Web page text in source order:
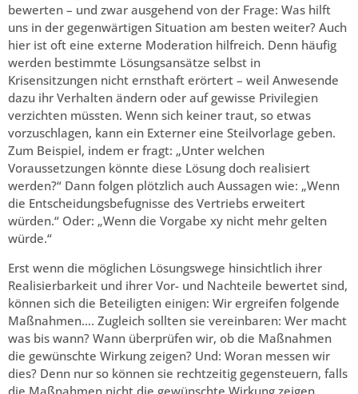
bewerten – und zwar ausgehend von der Frage: Was hilft
uns in der gegenwärtigen Situation am besten weiter? Auch
hier ist oft eine externe Moderation hilfreich. Denn häufig
werden bestimmte Lösungsansätze selbst in
Krisensitzungen nicht ernsthaft erörtert – weil Anwesende
dazu ihr Verhalten ändern oder auf gewisse Privilegien
verzichten müssten. Wenn sich keiner traut, so etwas
vorzuschlagen, kann ein Externer eine Steilvorlage geben.
Zum Beispiel, indem er fragt: „Unter welchen
Voraussetzungen könnte diese Lösung doch realisiert
werden?“ Dann folgen plötzlich auch Aussagen wie: „Wenn
die Entscheidungsbefugnisse des Vertriebs erweitert
würden.“ Oder: „Wenn die Vorgabe xy nicht mehr gelten
würde.“
Erst wenn die möglichen Lösungswege hinsichtlich ihrer
Realisierbarkeit und ihrer Vor- und Nachteile bewertet sind,
können sich die Beteiligten einigen: Wir ergreifen folgende
Maßnahmen…. Zugleich sollten sie vereinbaren: Wer macht
was bis wann? Wann überprüfen wir, ob die Maßnahmen
die gewünschte Wirkung zeigen? Und: Woran messen wir
dies? Denn nur so können sie rechtzeitig gegensteuern, falls
die Maßnahmen nicht die gewünschte Wirkung zeigen.